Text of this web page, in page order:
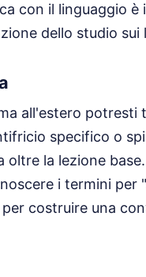
con il linguaggio
dello studio sui
all'estero potresti
specifico o
la lezione
i termini per
costruire una